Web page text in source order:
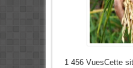
1 456 VuesCette